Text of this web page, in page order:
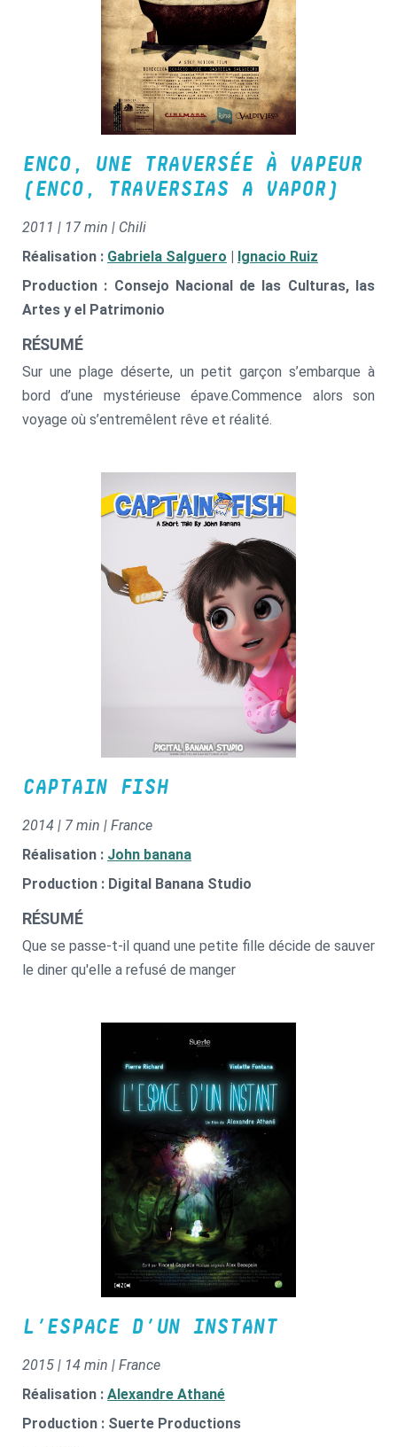
ENCO, UNE TRAVERSÉE À VAPEUR
(ENCO, TRAVERSIAS A VAPOR)
2011 | 17 min | Chili
Réalisation : Gabriela Salguero
Ignacio Ruiz
Production : Consejo Nacional de las Culturas, las
Artes y el Patrimonio
RÉSUMÉ
Sur une plage déserte, un petit garçon s’embarque à
bord d’une mystérieuse épave.Commence alors son
voyage où s’entremêlent rêve et réalité.
CAPTAIN FISH
2014 | 7 min | France
Réalisation : John banana
Production : Digital Banana Studio
RÉSUMÉ
Que se passe-t-il quand une petite fille décide de sauver
le diner qu'elle a refusé de manger
L’ESPACE D’UN INSTANT
2015 | 14 min | France
Réalisation : Alexandre Athané
Production : Suerte Productions